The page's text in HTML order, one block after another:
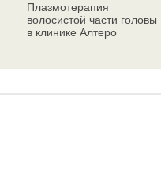
Плазмотерапия
волосистой части головы
в клинике Алтеро